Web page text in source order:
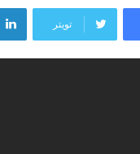
تويتر